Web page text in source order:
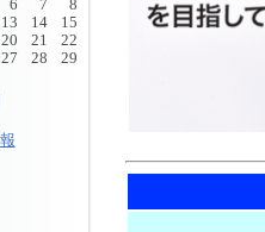
6
13
20
27
7
14
21
28
8
15
22
29